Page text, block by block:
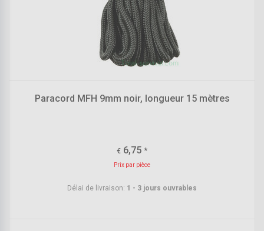
Paracord MFH 9mm noir, longueur 15 mètres
€ 6,75 *
Prix par pièce
Délai de livraison: 1 - 3 jours ouvrables